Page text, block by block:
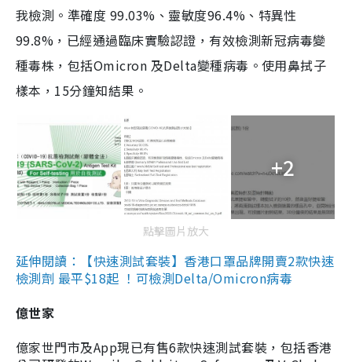
我檢測。準確度 99.03%、靈敏度96.4%、特異性
99.8%，已經通過臨床實驗認證，有效檢測新冠病毒變
種毒株，包括Omicron 及Delta變種病毒。使用鼻拭子
樣本，15分鐘知結果。
+2
點擊圖片放大
延伸閱讀：【快速測試套裝】香港口罩品牌開賣2款快速
檢測劑 最平$18起 ！可檢測Delta/Omicron病毒
億世家
億家世門市及App現已有售6款快速測試套裝，包括香港